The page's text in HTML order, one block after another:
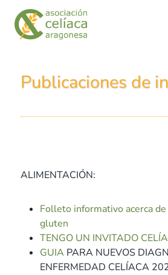
Publicaciones de
ALIMENTACIÓN:
Folleto informativo acerca
gluten
TENGO UN INVITADO
GUIA PARA NUEVOS
ENFERMEDAD CELÍACA